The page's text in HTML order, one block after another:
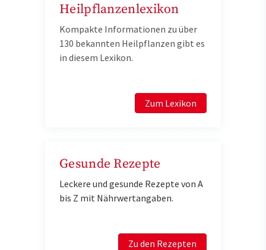
Heilpflanzenlexikon
Kompakte Informationen zu über
130 bekannten Heilpflanzen gibt es
in diesem Lexikon.
Zum Lexikon
Gesunde Rezepte
Leckere und gesunde Rezepte von A
bis Z mit Nährwertangaben.
Zu den Rezepten